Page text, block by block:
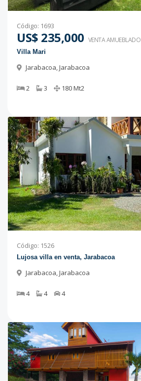
Código: 1693
US$ 235,000 VENTA AMUEBLADO
Villa Mari
Jarabacoa,Jarabacoa
2 3 180Mt2
Código: 1526
Lujosa villa en venta, Jarabacoa
Jarabacoa,Jarabacoa
4 4 4